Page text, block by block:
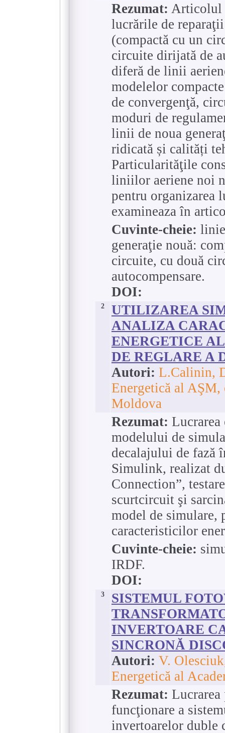
Rezumat: Articolul
lucrările de
(compactă cu un
circuite dirijată de
diferă de linii
modelelor
de convergenţă,
moduri de
linii de noua
ridicată și calități
Particularităţile
liniilor aeriene noi
pentru organizarea
examineaza în
Cuvinte-cheie:
generaţie nouă:
circuite, cu două
autocompensare.
DOI:
2
UTILIZAREA
ANALIZA
ENERGETICE
DE REGLARE A
Autori: L.Calinin,
Energetică al
Moldova
Rezumat: Lucrarea
modelului de
decalajului de fază
Simulink, realizat
Connection”,
scurtcircuit şi
model de simulare,
caracteristicilor
Cuvinte-cheie:
IRDF.
DOI:
3
SISTEMUL
INVERTOARE
SINCRONĂ
Autori: V.
Energetică al
Rezumat: Lucrarea
funcţionare a
invertoarelor duble